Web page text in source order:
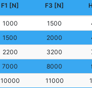
F1 [N] F3 [N]
1000 1500
1500 2000
2200 3200
7000 8000
10000 11000